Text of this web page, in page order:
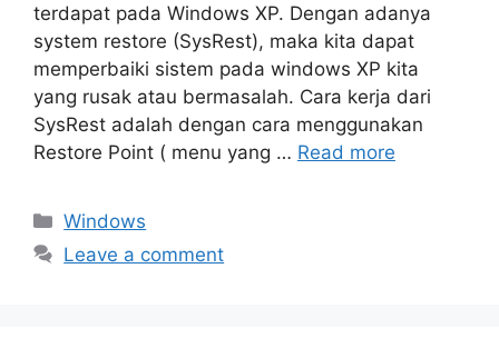
terdapat pada Windows XP. Dengan adanya
system restore (SysRest), maka kita dapat
memperbaiki sistem pada windows XP kita
yang rusak atau bermasalah. Cara kerja dari
SysRest adalah dengan cara menggunakan
Restore Point ( menu yang … Read more
Categories
Windows
Leave a comment